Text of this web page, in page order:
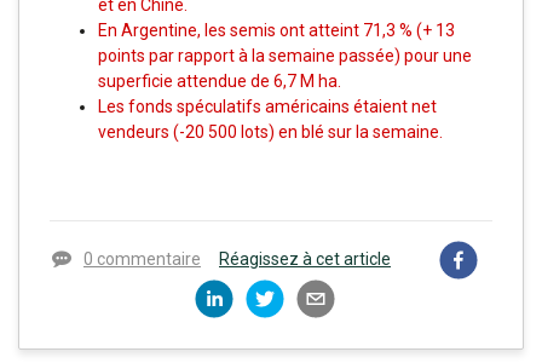
et en Chine.
En Argentine, les semis ont atteint 71,3 % (+ 13
points par rapport à la semaine passée) pour une
superficie attendue de 6,7 M ha.
Les fonds spéculatifs américains étaient net
vendeurs (-20 500 lots) en blé sur la semaine.
0 commentaire Réagissez à cet article